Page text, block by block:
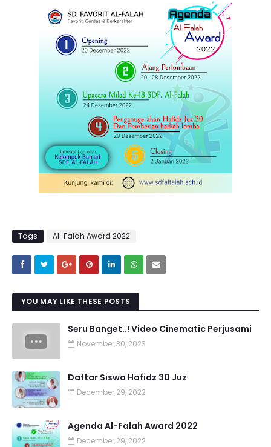
Tags Al-Falah Award 2022
YOU MAY LIKE THESE POSTS
Seru Banget..! Video Cinematic Perjusami
November 30, 2023
Daftar Siswa Hafidz 30 Juz
December 29, 2022
Agenda Al-Falah Award 2022
December 29, 2022